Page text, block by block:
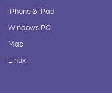
iPhone & iPad
Windows PC
Mac
Linux